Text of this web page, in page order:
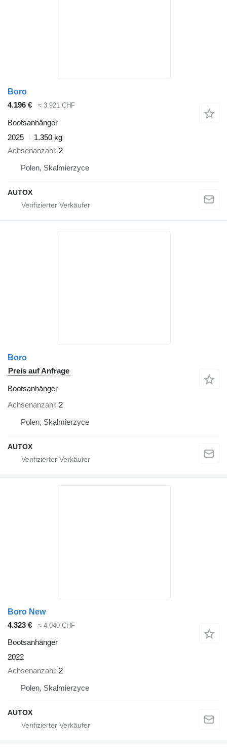
Boro
4.196 €
≈ 3.921 CHF
Bootsanhänger
2025
1.350 kg
Achsenanzahl 2
Polen, Skalmierzyce
AUTOX
Boro
Preis auf Anfrage
Bootsanhänger
Achsenanzahl 2
Polen, Skalmierzyce
AUTOX
Boro New
4.323 €
≈ 4.040 CHF
Bootsanhänger
2022
Achsenanzahl 2
Polen, Skalmierzyce
AUTOX